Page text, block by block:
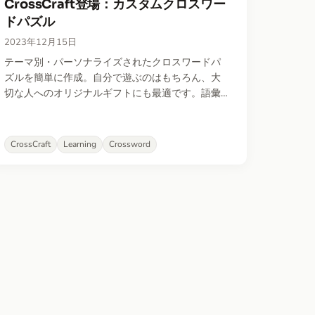
CrossCraft登場：カスタムクロスワー
ドパズル
2023年12月15日
テーマ別・パーソナライズされたクロスワードパ
ズルを簡単に作成。自分で遊ぶのはもちろん、大
切な人へのオリジナルギフトにも最適です。語彙
CrossCraft Learning Crossword